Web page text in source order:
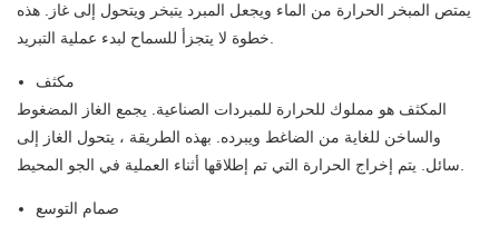
يمتص المبخر الحرارة من الماء ويجعل المبرد يتبخر ويتحول إلى غاز. هذه
خطوة لا يتجزأ للسماح لبدء عملية التبريد.
مكثف
المكثف هو مملوك للحرارة للمبردات الصناعية. يجمع الغاز المضغوط
والساخن للغاية من الضاغط ويبرده. بهذه الطريقة ، يتحول الغاز إلى
سائل. يتم إخراج الحرارة التي تم إطلاقها أثناء العملية في الجو المحيط.
صمام التوسع